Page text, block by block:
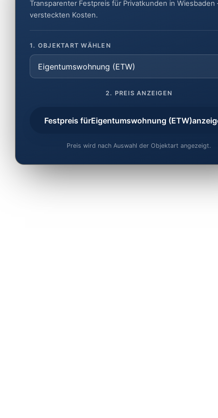
Transparenter Festpreis für Privatkunden in
versteckten Kosten.
1. OBJEKTART WÄHLEN
2. PREIS ANZEIGEN
Festpreis fürEigentumswohnung (ETW)
Preis wird nach Auswahl der Objektart angezeigt.